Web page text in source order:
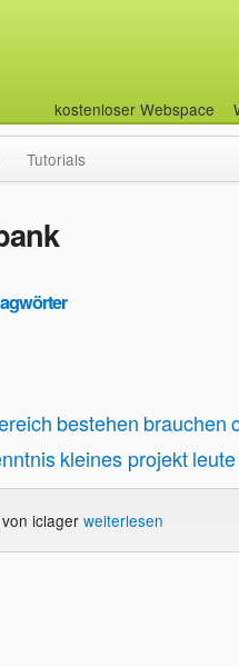
kostenloser Webspace
Tutorials
bestehen brauchen
kleines projektleute
iclagerweiterlesen